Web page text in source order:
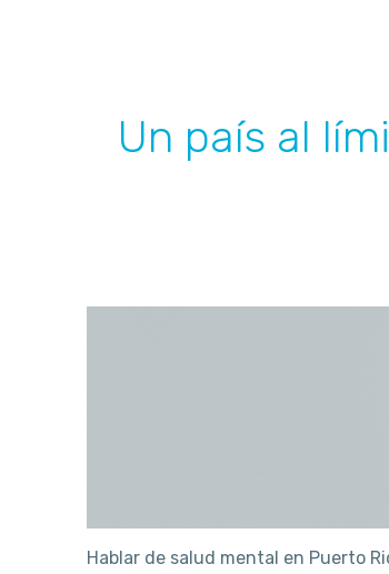
Un país al
Hablar de salud mental en Puerto